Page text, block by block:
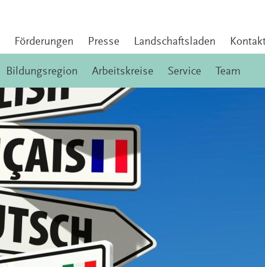
Förderungen Presse Landschaftsladen
Bildungsregion Arbeitskreise Service Team